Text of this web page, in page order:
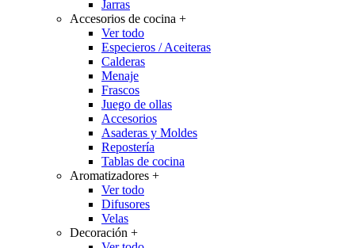
Jarras
Accesorios de cocina +
Ver todo
Especieros / Aceiteras
Calderas
Menaje
Frascos
Juego de ollas
Accesorios
Asaderas y Moldes
Repostería
Tablas de cocina
Aromatizadores +
Ver todo
Difusores
Velas
Decoración +